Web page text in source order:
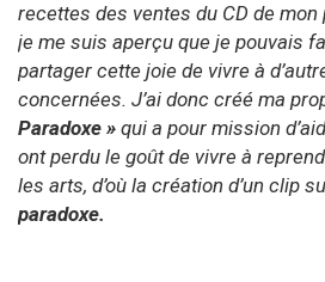
recettes des ventes du CD de mon
je me suis aperçu que je pouvais
partager cette joie de vivre à
concernées. J’ai donc créé ma
Paradoxe » qui a pour mission
ont perdu le goût de vivre à
les arts, d’où la création d’un clip
paradoxe.